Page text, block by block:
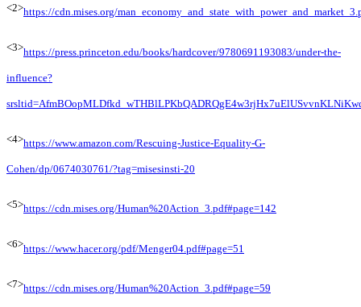
<2>https://cdn.mises.org/
<3>https://press.princeton.edu/books/hardcover/9780691193083/under-the-
influence?
<4>https://www.amazon.com/Rescuing-Justice-Equality-G-
Cohen/dp/0674030761/?tag=misesinsti-20
<5>https://cdn.mises.org/Human%20Action_3.pdf#page=142
<6>https://www.hacer.org/pdf/Menger04.pdf#page=51
<7>https://cdn.mises.org/Human%20Action_3.pdf#page=59